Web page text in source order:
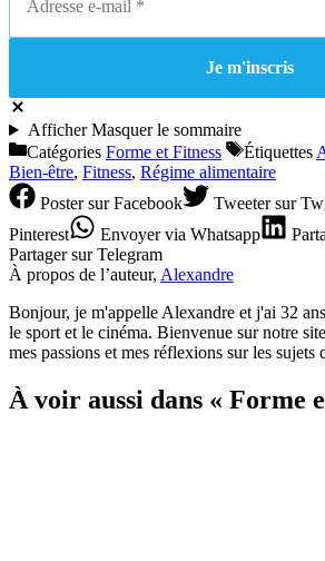
AfficherMasquerle sommaire
Catégories Forme et Fitness Étiquettes
Bien-être, Fitness, Régime alimentaire
Postersur Facebook Tweetersur
Pinterest
Envoyervia Whatsapp
Partagersur Telegram
À propos de l’auteur, Alexandre
Bonjour, je m'appelle Alexandre et j'ai 32
le sport et le cinéma. Bienvenue sur notre
mes passions et mes réflexions sur les
À voir aussi dans « Forme